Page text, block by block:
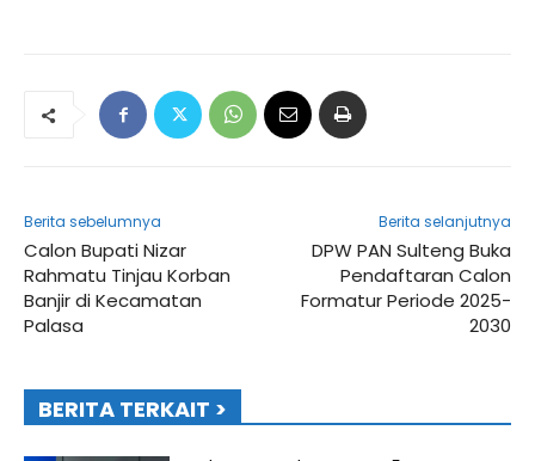
Berita sebelumnya
Calon Bupati Nizar
Rahmatu Tinjau Korban
Banjir di Kecamatan
Palasa
Berita selanjutnya
DPW PAN Sulteng Buka
Pendaftaran Calon
Formatur Periode 2025-
2030
BERITA TERKAIT >